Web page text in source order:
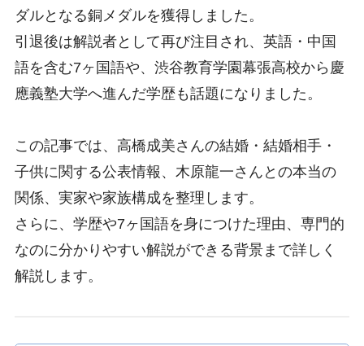
ダルとなる銅メダルを獲得しました。
引退後は解説者として再び注目され、英語・中国
語を含む7ヶ国語や、渋谷教育学園幕張高校から慶
應義塾大学へ進んだ学歴も話題になりました。
この記事では、高橋成美さんの結婚・結婚相手・
子供に関する公表情報、木原龍一さんとの本当の
関係、実家や家族構成を整理します。
さらに、学歴や7ヶ国語を身につけた理由、専門的
なのに分かりやすい解説ができる背景まで詳しく
解説します。